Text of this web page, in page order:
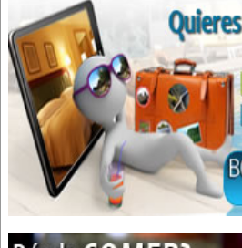
Sanitarios
Fotocopiadoras
Equipos de oficina
Alquiler de fotocopiadoras
Venta de impresoras multifuncionales
Reparación de fotocopiadoras
Repuestos para fotocopiadoras
Médicos Pediatras
Maquinaria Industrial